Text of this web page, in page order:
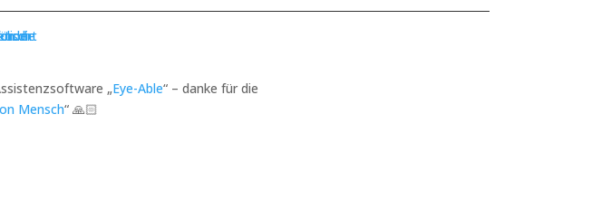
„Eye-Able“ – danke für die
Mensch“ 🙏🏻